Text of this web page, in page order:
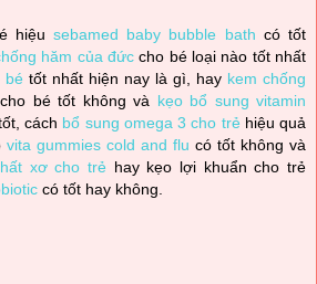
hiệu sebamed baby bubble bath có tốt
hăm của đức cho bé loại nào tốt nhất
bé tốt nhất hiện nay là gì, hay kem chống
cho bé tốt không và kẹo bổ sung vitamin
cách bổ sung omega 3 cho trẻhiệu quả
vita gummies cold and flu có tốt không và
xơ cho trẻ hay kẹo lợi khuẩn cho trẻ
có tốt hay không.